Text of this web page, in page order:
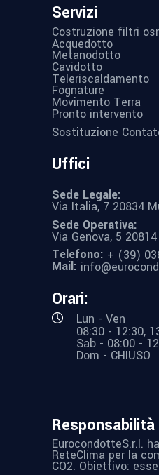
Servizi
Costruzione filtri
Acquedotto
Metanodotto
Cavidotto
Teleriscaldamento
Fognature
Movimento Terra
Pronto intervento
Sostituzione
Uffici
Sede Legale:
Via Italia, 7 20834
Sede Operativa:
Via Genova, 5
Telefono: + (39)
Mail:
Orari:
Lun - Ven
08:30 - 12:30,
Sab - 08:00 -
Dom - CHIUSO
EurocondotteS.r.l.
ReteClima per la
CO2. Obiettivo: